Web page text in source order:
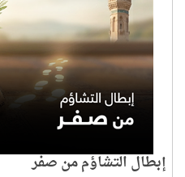
إبطال التشاؤم من صفر